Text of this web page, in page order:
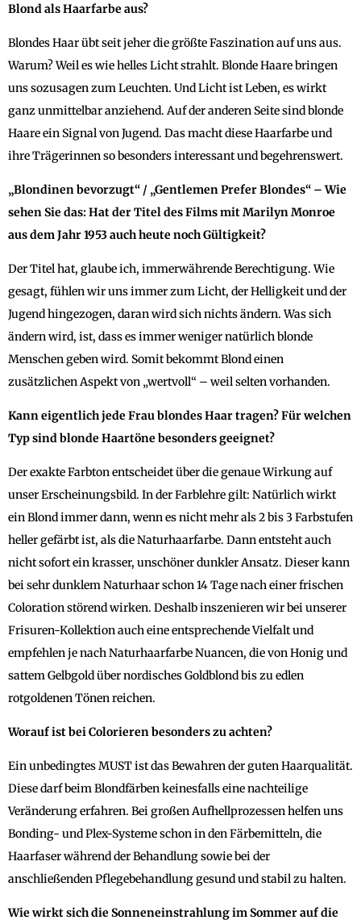
Blond als Haarfarbe aus?
Blondes Haar übt seit jeher die größte Faszination auf uns aus.
Warum? Weil es wie helles Licht strahlt. Blonde Haare bringen
uns sozusagen zum Leuchten. Und Licht ist Leben, es wirkt
ganz unmittelbar anziehend. Auf der anderen Seite sind blonde
Haare ein Signal von Jugend. Das macht diese Haarfarbe und
ihre Trägerinnen so besonders interessant und begehrenswert.
„Blondinen bevorzugt“ / „Gentlemen Prefer Blondes“ – Wie
sehen Sie das: Hat der Titel des Films mit Marilyn Monroe
aus dem Jahr 1953 auch heute noch Gültigkeit?
Der Titel hat, glaube ich, immerwährende Berechtigung. Wie
gesagt, fühlen wir uns immer zum Licht, der Helligkeit und der
Jugend hingezogen, daran wird sich nichts ändern. Was sich
ändern wird, ist, dass es immer weniger natürlich blonde
Menschen geben wird. Somit bekommt Blond einen
zusätzlichen Aspekt von „wertvoll“ – weil selten vorhanden.
Kann eigentlich jede Frau blondes Haar tragen? Für welchen
Typ sind blonde Haartöne besonders geeignet?
Der exakte Farbton entscheidet über die genaue Wirkung auf
unser Erscheinungsbild. In der Farblehre gilt: Natürlich wirkt
ein Blond immer dann, wenn es nicht mehr als 2 bis 3 Farbstufen
heller gefärbt ist, als die Naturhaarfarbe. Dann entsteht auch
nicht sofort ein krasser, unschöner dunkler Ansatz. Dieser kann
bei sehr dunklem Naturhaar schon 14 Tage nach einer frischen
Coloration störend wirken. Deshalb inszenieren wir bei unserer
Frisuren-Kollektion auch eine entsprechende Vielfalt und
empfehlen je nach Naturhaarfarbe Nuancen, die von Honig und
sattem Gelbgold über nordisches Goldblond bis zu edlen
rotgoldenen Tönen reichen.
Worauf ist bei Colorieren besonders zu achten?
Ein unbedingtes MUST ist das Bewahren der guten Haarqualität.
Diese darf beim Blondfärben keinesfalls eine nachteilige
Veränderung erfahren. Bei großen Aufhellprozessen helfen uns
Bonding- und Plex-Systeme schon in den Färbemitteln, die
Haarfaser während der Behandlung sowie bei der
anschließenden Pflegebehandlung gesund und stabil zu halten.
Wie wirkt sich die Sonneneinstrahlung im Sommer auf die